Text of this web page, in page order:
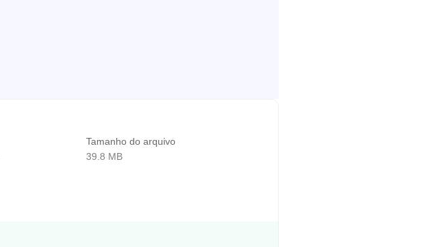
incomum do idioma árabe.
Tamanho do arquivo
39.8 MB